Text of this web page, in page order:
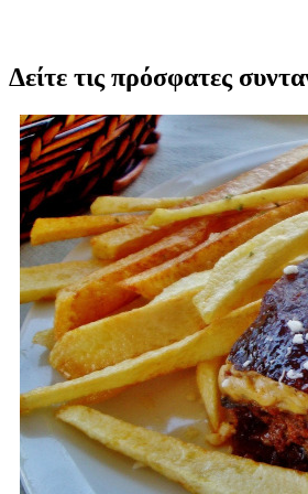
Δείτε τις πρόσφατες